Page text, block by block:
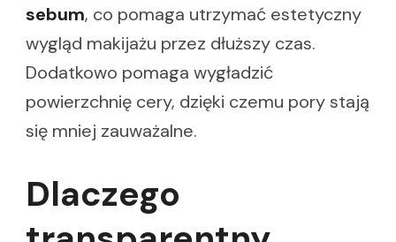
sebum, co pomaga utrzymać estetyczny
wygląd makijażu przez dłuższy czas.
Dodatkowo pomaga wygładzić
powierzchnię cery, dzięki czemu pory stają
się mniej zauważalne.
Dlaczego